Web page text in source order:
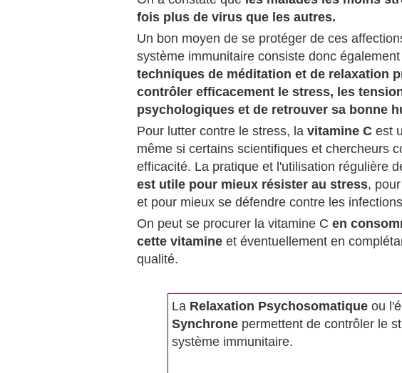
fois plus de virus que les autres.
Un bon moyen de se protéger de ces
système immunitaire consiste donc
techniques de méditation et de relaxation
contrôler efficacement le stress, les
psychologiques et de retrouver sa bonne
Pour lutter contre le stress, la vitamine C est
même si certains scientifiques et chercheurs
efficacité. La pratique et l'utilisation régulière
est utile pour mieux résister au stress,
et pour mieux se défendre contre les
On peut se procurer la vitamine C en
cette vitamine et éventuellement en
qualité.
La Relaxation Psychosomatique ou
Synchrone permettent de contrôler le
système immunitaire.